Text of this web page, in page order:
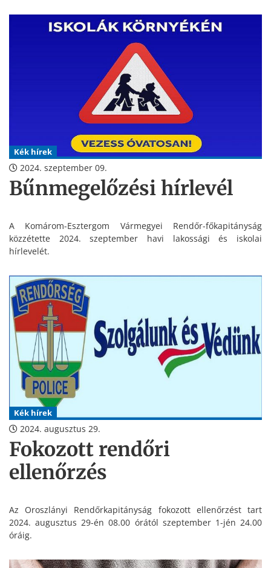
Kék hírek
2024. szeptember 09.
Bűnmegelőzési hírlevél
A Komárom-Esztergom Vármegyei Rendőr-főkapitányság
közzétette 2024. szeptember havi lakossági és iskolai
hírlevelét.
Kék hírek
2024. augusztus 29.
Fokozott rendőri
ellenőrzés
Az Oroszlányi Rendőrkapitányság fokozott ellenőrzést tart
2024. augusztus 29-én 08.00 órától szeptember 1-jén 24.00
óráig.